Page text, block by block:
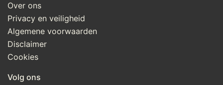
Over ons
Privacy en veiligheid
Algemene voorwaarden
Disclaimer
Cookies
Volg ons